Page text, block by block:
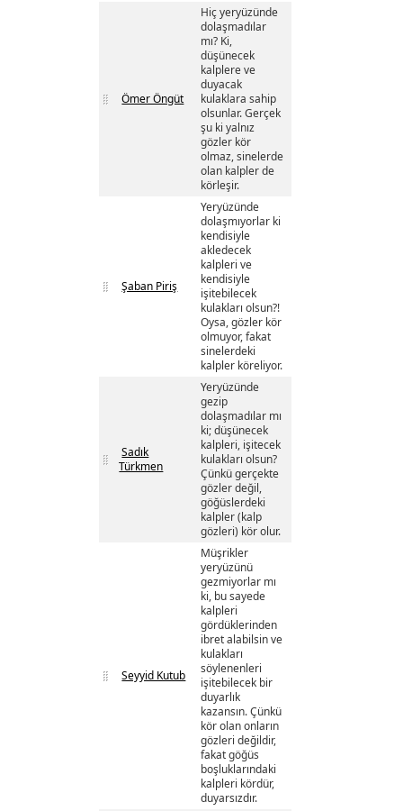
Ömer Öngüt
Hiç yeryüzünde
dolaşmadılar
mı? Ki,
düşünecek
kalplere ve
duyacak
kulaklara sahip
olsunlar. Gerçek
şu ki yalnız
gözler kör
olmaz, sinelerde
olan kalpler de
körleşir.
Şaban Piriş
Yeryüzünde
dolaşmıyorlar ki
kendisiyle
akledecek
kalpleri ve
kendisiyle
işitebilecek
kulakları olsun?!
Oysa, gözler kör
olmuyor, fakat
sinelerdeki
kalpler köreliyor.
Sadık
Türkmen
Yeryüzünde
gezip
dolaşmadılar mı
ki; düşünecek
kalpleri, işitecek
kulakları olsun?
Çünkü gerçekte
gözler değil,
göğüslerdeki
kalpler (kalp
gözleri) kör olur.
Seyyid Kutub
Müşrikler
yeryüzünü
gezmiyorlar mı
ki, bu sayede
kalpleri
gördüklerinden
ibret alabilsin ve
kulakları
söylenenleri
işitebilecek bir
duyarlık
kazansın. Çünkü
kör olan onların
gözleri değildir,
fakat göğüs
boşluklarındaki
kalpleri kördür,
duyarsızdır.